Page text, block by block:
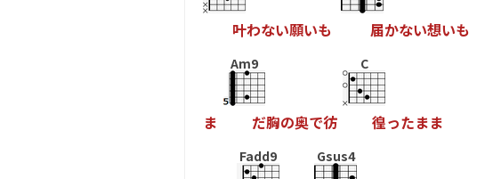
叶わない願いも 届かない想いも
ま
Am9
だ胸の奥で彷
C
徨ったまま
Fadd9 Gsus4